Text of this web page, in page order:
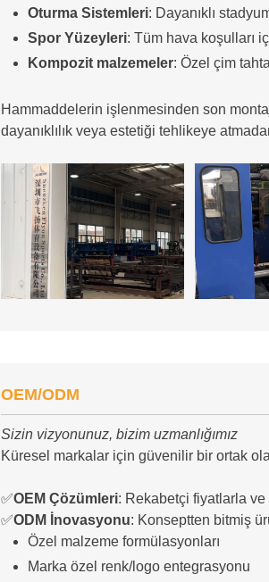
Oturma Sistemleri: Dayanıklı
Spor Yüzeyleri: Tüm hava koşulları
Kompozit malzemeler: Özel çim
Hammaddelerin işlenmesinden son
dayanıklılık veya estetiği tehlikeye
OEM/ODM
Sizin vizyonunuz, bizim uzmanlığımız
Küresel markalar için güvenilir bir ortak
✅OEM Çözümleri: Rekabetçi fiyatlarla ve
✅ODM İnovasyonu: Konseptten bitmiş
Özel malzeme formülasyonları
Marka özel renk/logo entegrasyonu